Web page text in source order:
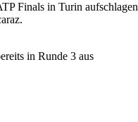
Finals in Turin